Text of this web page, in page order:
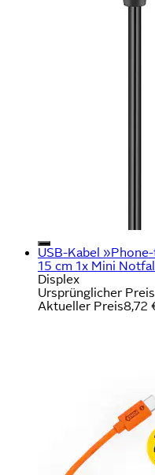
USB-Kabel
15 cm 1x Mini
Displex
Ursprünglicher Preis
Aktueller Preis8,72